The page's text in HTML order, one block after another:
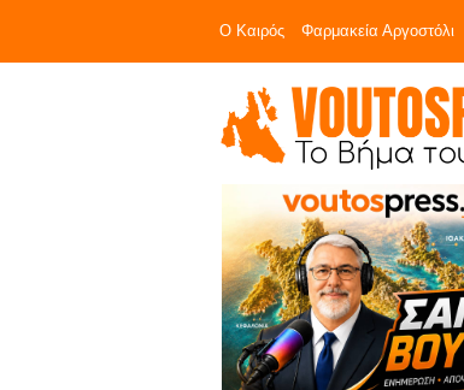
Ο Καιρός Φαρμακεία Αργοστόλι